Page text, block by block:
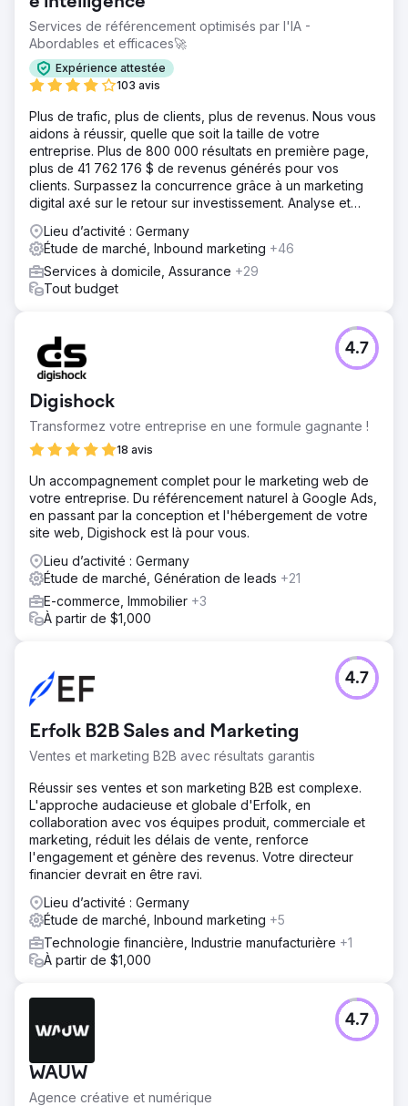
Services de référencement optimisés par l'IA -
Abordables et efficaces🚀
Expérience attestée
103 avis
Plus de trafic, plus de clients, plus de revenus. Nous vous
aidons à réussir, quelle que soit la taille de votre
entreprise. Plus de 800 000 résultats en première page,
plus de 41 762 176 $ de revenus générés pour vos
clients. Surpassez la concurrence grâce à un marketing
digital axé sur le retour sur investissement. Analyse et
Lieu d’activité : Germany
Étude de marché, Inbound marketing +46
Services à domicile, Assurance +29
Tout budget
Digishock
Transformez votre entreprise en une formule gagnante !
18 avis
4.7
Un accompagnement complet pour le marketing web de
votre entreprise. Du référencement naturel à Google Ads,
en passant par la conception et l'hébergement de votre
site web, Digishock est là pour vous.
Lieu d’activité : Germany
Étude de marché, Génération de leads +21
E-commerce, Immobilier +3
À partir de $1,000
Erfolk B2B Sales and Marketing
Ventes et marketing B2B avec résultats garantis
4.7
Réussir ses ventes et son marketing B2B est complexe.
L'approche audacieuse et globale d'Erfolk, en
collaboration avec vos équipes produit, commerciale et
marketing, réduit les délais de vente, renforce
l'engagement et génère des revenus. Votre directeur
financier devrait en être ravi.
Lieu d’activité : Germany
Étude de marché, Inbound marketing +5
Technologie financière, Industrie manufacturière +1
À partir de $1,000
WAUW
Agence créative et numérique
4.7